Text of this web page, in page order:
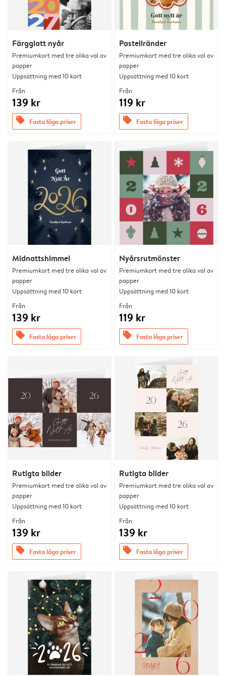
Färgglatt nyår
Premiumkort med tre olika val av
papper
Uppsättning med 10 kort
Från
139 kr
offers Fasta låga priser
Pastellränder
Premiumkort med tre olika val av
papper
Uppsättning med 10 kort
Från
119 kr
offers Fasta låga priser
Midnattshimmel
Premiumkort med tre olika val av
papper
Uppsättning med 10 kort
Från
139 kr
offers Fasta låga priser
Nyårsrutmönster
Premiumkort med tre olika val av
papper
Uppsättning med 10 kort
Från
119 kr
offers Fasta låga priser
Rutigta bilder
Premiumkort med tre olika val av
papper
Uppsättning med 10 kort
Från
139 kr
offers Fasta låga priser
Rutigta bilder
Premiumkort med tre olika val av
papper
Uppsättning med 10 kort
Från
139 kr
offers Fasta låga priser